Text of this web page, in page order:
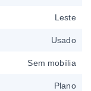
Leste
Usado
Sem mobília
Plano